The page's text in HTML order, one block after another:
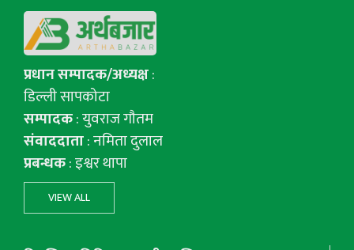
प्रधान सम्पादक/अध्यक्ष:
डिल्ली सापकोटा
सम्पादक: युवराज गाैतम
संवाददाता: नमिता दुलाल
प्रबन्धक: इश्वर थापा
VIEW ALL